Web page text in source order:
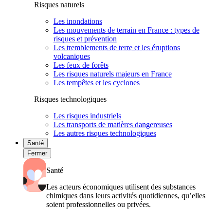
Risques naturels
Les inondations
Les mouvements de terrain en France : types de
risques et prévention
Les tremblements de terre et les éruptions
volcaniques
Les feux de forêts
Les risques naturels majeurs en France
Les tempêtes et les cyclones
Risques technologiques
Les risques industriels
Les transports de matières dangereuses
Les autres risques technologiques
Santé
Fermer
Santé
Les acteurs économiques utilisent des substances
chimiques dans leurs activités quotidiennes, qu’elles
soient professionnelles ou privées.